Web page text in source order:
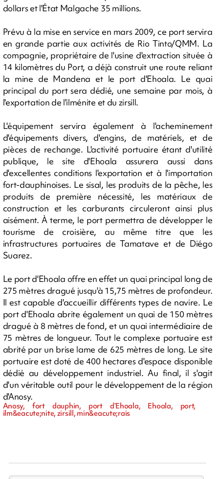
dollars et l'État Malgache 35 millions.
Prévu à la mise en service en mars 2009, ce port servira
en grande partie aux activités de Rio Tinto/QMM. La
compagnie, propriétaire de l'usine d'extraction située à
14 kilomètres du Port, a déjà construit une route reliant
la mine de Mandena et le port d'Ehoala. Le quai
principal du port sera dédié, une semaine par mois, à
l'exportation de l'ilménite et du zirsill.
L'équipement servira également à l'acheminement
d'équipements divers, d'engins, de matériels, et de
pièces de rechange. L'activité portuaire étant d'utilité
publique, le site d'Ehoala assurera aussi dans
d'excellentes conditions l'exportation et à l'importation
fort-dauphinoises. Le sisal, les produits de la pêche, les
produits de première nécessité, les matériaux de
construction et les carburants circuleront ainsi plus
aisément. À terme, le port permettra de développer le
tourisme de croisière, au même titre que les
infrastructures portuaires de Tamatave et de Diégo
Suarez.
Le port d'Ehoala offre en effet un quai principal long de
275 mètres dragué jusqu'à 15,75 mètres de profondeur.
Il est capable d'accueillir différents types de navire. Le
port d'Ehoala abrite également un quai de 150 mètres
dragué à 8 mètres de fond, et un quai intermédiaire de
75 mètres de longueur. Tout le complexe portuaire est
abrité par un brise lame de 625 mètres de long. Le site
portuaire est doté de 400 hectares d'espace disponible
dédié au développement industriel. Au final, il s'agit
d'un véritable outil pour le développement de la région
d'Anosy.
Anosy, fort dauphin, port d’Ehoala, Ehoala, port,
ilm&eacute;nite, zirsill, min&eacute;rais